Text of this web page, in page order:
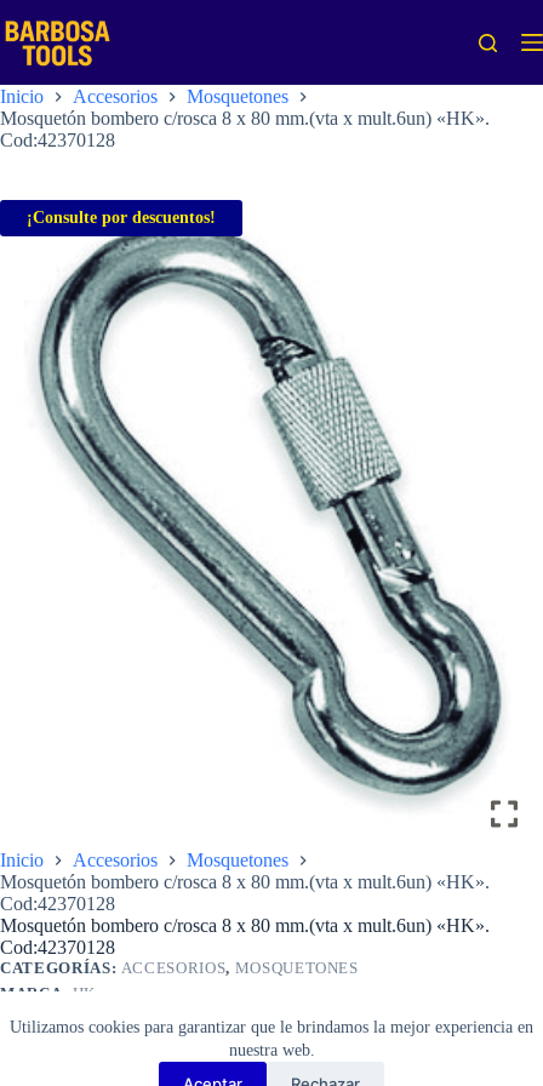
al
contenido
Utilizamos cookies para garantizar que le brindamos la mejor experiencia en
nuestra web.
Inicio Accesorios
Mosquetones
Mosquetón bombero c/rosca 8 x 80 mm.(vta x mult.6un) «HK».
Cod:42370128
¡Consulte por descuentos!
Inicio Accesorios
Mosquetones
Mosquetón bombero c/rosca 8 x 80 mm.(vta x mult.6un) «HK».
Cod:42370128
Mosquetón bombero c/rosca 8 x 80 mm.(vta x mult.6un) «HK».
Cod:42370128
CATEGORÍAS: ACCESORIOS, MOSQUETONES
MARCA: HK
Mosquetón
Añadir al carrito